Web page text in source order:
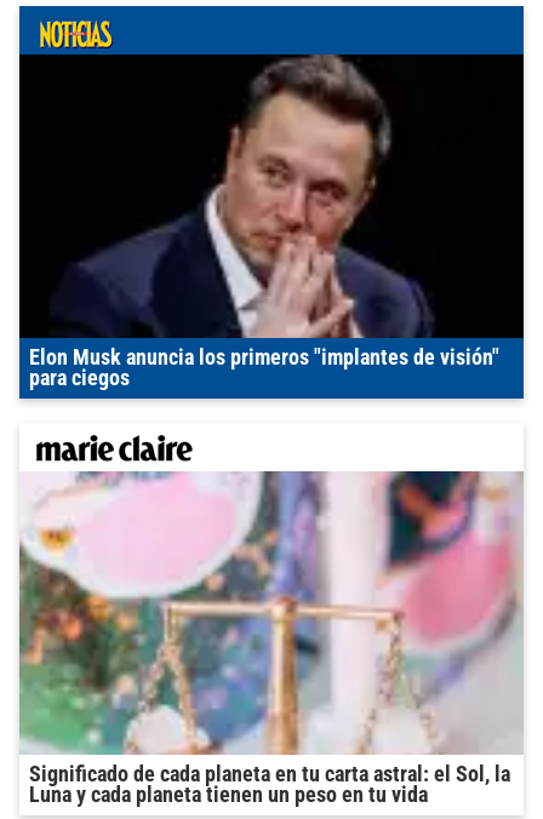
Elon Musk anuncia los primeros "implantes de visión"
para ciegos
Significado de cada planeta en tu carta astral: el Sol, la
Luna y cada planeta tienen un peso en tu vida